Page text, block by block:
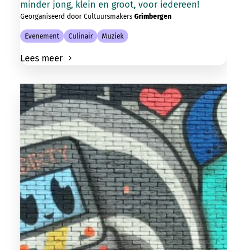
minder jong, klein en groot, voor iedereen!
Georganiseerd door Cultuursmakers Grimbergen
Evenement Culinair Muziek
Lees meer